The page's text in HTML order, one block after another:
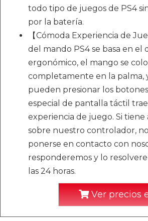
todo tipo de juegos de PS4
por la batería.
【Cómoda Experiencia de
del mando PS4 se basa en el
ergonómico, el mango se
completamente en la palma,
pueden presionar los
especial de pantalla táctil
experiencia de juego. Si
sobre nuestro controlador,
ponerse en contacto con
responderemos y lo
las 24 horas.
Ver precios